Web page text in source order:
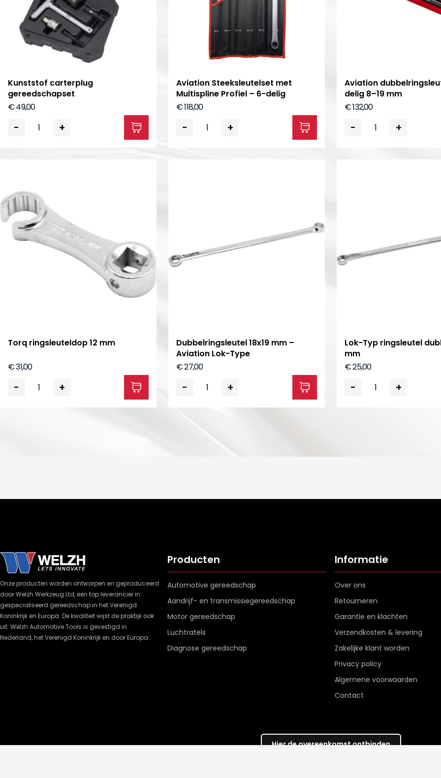
Kunststof carterplug
gereedschapset
€ 49,00
- +
Aviation Steeksleutelset met
Multispline Profiel – 6-delig
€ 118,00
- +
Aviation
delig 8–19 mm
€ 132,00
- +
Torq ringsleuteldop 12 mm
€ 31,00
- +
Dubbelringsleutel 18x19 mm –
Aviation Lok-Type
€ 27,00
- +
Lok-Typ ringsleutel
mm
€ 25,00
- +
Onze producten worden ontworpen en geproduceerd
door Welzh Werkzeug Ltd, een top leverancier in
gespecialiseerd gereedschap in het Verenigd
Koninkrijk en Europa. De kwaliteit wijst de praktijk ook
uit. Welzh Automotive Tools is gevestigd in
Nederland, het Verenigd Koninkrijk en door Europa.
Producten
Automotive gereedschap
Aandrijf- en transmissiegereedschap
Motor gereedschap
Luchtratels
Diagnose gereedschap
Informatie
Over ons
Retourneren
Garantie en klachten
Verzendkosten & levering
Zakelijke klant worden
Privacy policy
Algemene voorwaarden
Contact
Hier de overeenkomst ontbinden